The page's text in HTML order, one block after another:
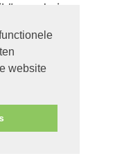
website
goed zien.
schapen
en
weet!